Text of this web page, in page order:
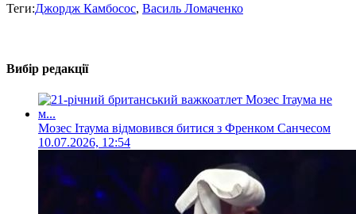
Теги:Джордж Камбосос, Василь Ломаченко
Вибір редакції
Мозес Ітаума відмовився битися з Френком Санчесом
10.07.2026, 12:54